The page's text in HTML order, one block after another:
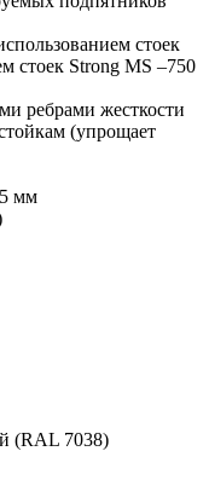
стоек
стоек Strong MS –750
ребрами жесткости
(упрощает
мм
(RAL 7038)